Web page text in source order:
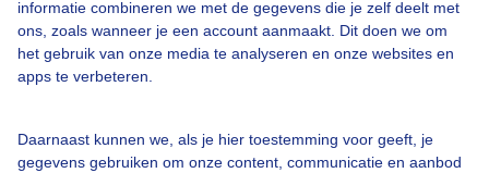
informatie combineren we met de gegevens die je zelf deelt met
ons, zoals wanneer je een account aanmaakt. Dit doen we om
het gebruik van onze media te analyseren en onze websites en
apps te verbeteren.
Daarnaast kunnen we, als je hier toestemming voor geeft, je
gegevens gebruiken om onze content, communicatie en aanbod
Een moment geduld aub...